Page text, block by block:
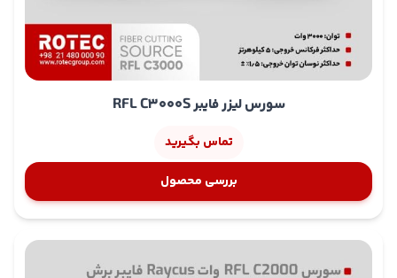
سورس لیزر فایبر RFL C3000S
تماس بگیرید
بررسی محصول